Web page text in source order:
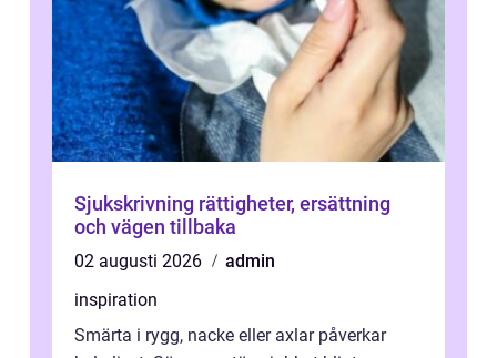
Sjukskrivning rättigheter, ersättning
och vägen tillbaka
02 augusti 2026
admin
inspiration
Smärta i rygg, nacke eller axlar påverkar